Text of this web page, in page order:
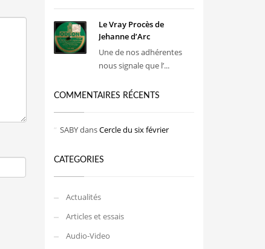
Le Vray Procès de
Jehanne d’Arc
Une de nos adhérentes
nous signale que l’...
COMMENTAIRES RÉCENTS
SABYdansCercle du six février
CATEGORIES
Actualités
Articles et essais
Audio-Video